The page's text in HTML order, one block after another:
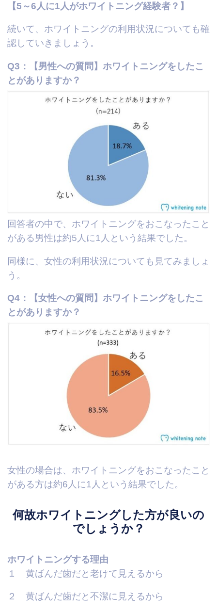
【5～6人に1人がホワイトニング経験者？】
続いて、ホワイトニングの利用状況についても確
認していきましょう。
Q3：【男性への質問】ホワイトニングをしたこ
とがありますか？
回答者の中で、ホワイトニングをおこなったこと
がある男性は約5人に1人という結果でした。
同様に、女性の利用状況についても見てみましょ
う。
Q4：【女性への質問】ホワイトニングをしたこ
とがありますか？
女性の場合は、ホワイトニングをおこなったこと
がある方は約6人に1人という結果でした。
何故ホワイトニングした方が良いの
でしょうか？
ホワイトニングする理由
１ 黄ばんだ歯だと老けて見えるから
２ 黄ばんだ歯だと不潔に見えるから